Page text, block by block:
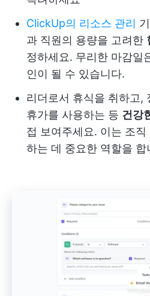
ClickUp의 리소스 관리
과 직원의 용량을 고려한
정하세요. 무리한 마감일
인이 될 수 있습니다.
리더로서 휴식을 취하고,
휴가를 사용하는 등 건강
접 보여주세요. 이는 조
하는 데 중요한 역할을 합